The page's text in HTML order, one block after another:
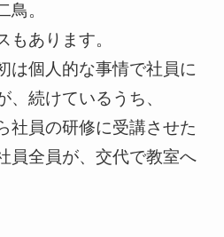
二鳥。
あります。
は個人的な事情で社員に
、続けているうち、
社員の研修に受講させた
員全員が、交代で教室へ